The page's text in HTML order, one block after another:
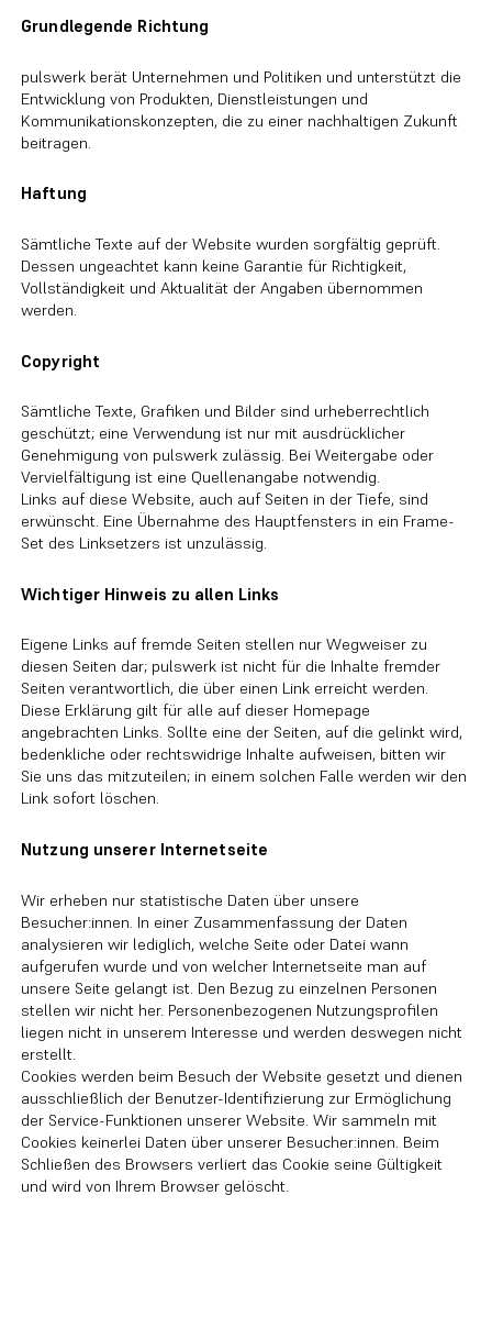
Grundlegende Richtung
pulswerk berät Unternehmen und Politiken und unterstützt die
Entwicklung von Produkten, Dienstleistungen und
Kommunikationskonzepten, die zu einer nachhaltigen Zukunft
beitragen.
Haftung
Sämtliche Texte auf der Website wurden sorgfältig geprüft.
Dessen ungeachtet kann keine Garantie für Richtigkeit,
Vollständigkeit und Aktualität der Angaben übernommen
werden.
Copyright
Sämtliche Texte, Grafiken und Bilder sind urheberrechtlich
geschützt; eine Verwendung ist nur mit ausdrücklicher
Genehmigung von pulswerk zulässig. Bei Weitergabe oder
Vervielfältigung ist eine Quellenangabe notwendig.
Links auf diese Website, auch auf Seiten in der Tiefe, sind
erwünscht. Eine Übernahme des Hauptfensters in ein Frame-
Set des Linksetzers ist unzulässig.
Wichtiger Hinweis zu allen Links
Eigene Links auf fremde Seiten stellen nur Wegweiser zu
diesen Seiten dar; pulswerk ist nicht für die Inhalte fremder
Seiten verantwortlich, die über einen Link erreicht werden.
Diese Erklärung gilt für alle auf dieser Homepage
angebrachten Links. Sollte eine der Seiten, auf die gelinkt wird,
bedenkliche oder rechtswidrige Inhalte aufweisen, bitten wir
Sie uns das mitzuteilen; in einem solchen Falle werden wir den
Link sofort löschen.
Nutzung unserer Internetseite
Wir erheben nur statistische Daten über unsere
Besucher:innen. In einer Zusammenfassung der Daten
analysieren wir lediglich, welche Seite oder Datei wann
aufgerufen wurde und von welcher Internetseite man auf
unsere Seite gelangt ist. Den Bezug zu einzelnen Personen
stellen wir nicht her. Personenbezogenen Nutzungsprofilen
liegen nicht in unserem Interesse und werden deswegen nicht
erstellt.
Cookies werden beim Besuch der Website gesetzt und dienen
ausschließlich der Benutzer-Identifizierung zur Ermöglichung
der Service-Funktionen unserer Website. Wir sammeln mit
Cookies keinerlei Daten über unserer Besucher:innen. Beim
Schließen des Browsers verliert das Cookie seine Gültigkeit
und wird von Ihrem Browser gelöscht.